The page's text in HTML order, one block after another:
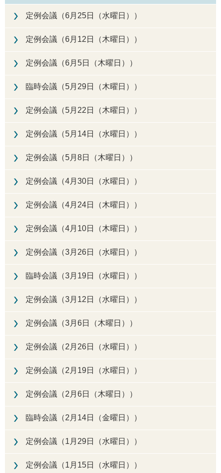
定例会議（6月25日（水曜日））
定例会議（6月12日（木曜日））
定例会議（6月5日（木曜日））
臨時会議（5月29日（木曜日））
定例会議（5月22日（木曜日））
定例会議（5月14日（水曜日））
定例会議（5月8日（木曜日））
定例会議（4月30日（水曜日））
定例会議（4月24日（木曜日））
定例会議（4月10日（木曜日））
定例会議（3月26日（水曜日））
臨時会議（3月19日（水曜日））
定例会議（3月12日（水曜日））
定例会議（3月6日（木曜日））
定例会議（2月26日（水曜日））
定例会議（2月19日（水曜日））
定例会議（2月6日（木曜日））
臨時会議（2月14日（金曜日））
定例会議（1月29日（水曜日））
定例会議（1月15日（水曜日））